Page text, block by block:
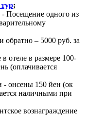
;
Посещение одного из
обратно – 5000 руб. за
отеле в размере 100-
(оплачивается
- онсены 150 йен (ок
наличными при
вознаграждение